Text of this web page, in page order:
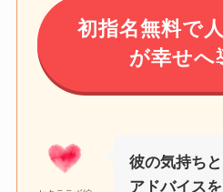
初指名無料で
が幸せ
彼の気持ち
アドバイス